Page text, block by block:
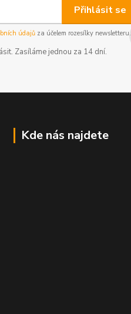
Přihlásit se
údajůza účelem rozesílky newsletteru.
Zasíláme jednou za 14 dní.
Kde nás najdete